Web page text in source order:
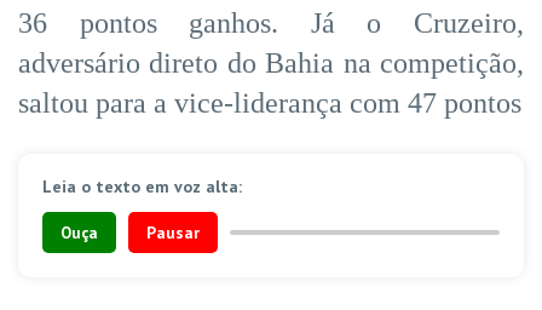
36 pontos ganhos. Já o Cruzeiro,
adversário direto do Bahia na competição,
saltou para a vice-liderança com 47 pontos
Leia o texto em voz alta:
Ouça Pausar